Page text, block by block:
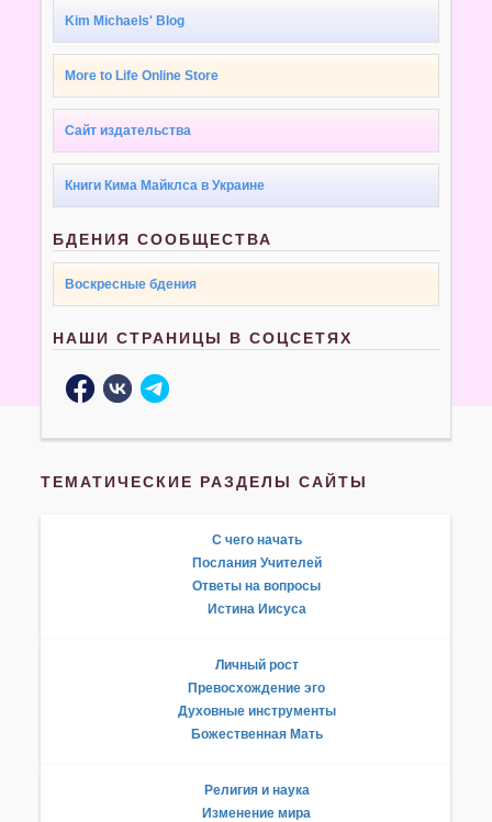
Kim Michaels' Blog
More to Life Online Store
Сайт издательства
Книги Кима Майклса в Украине
БДЕНИЯ СООБЩЕСТВА
Воскресные бдения
НАШИ СТРАНИЦЫ В СОЦСЕТЯХ
ТЕМАТИЧЕСКИЕ РАЗДЕЛЫ САЙТЫ
С чего начать
Послания Учителей
Ответы на вопросы
Истина Иисуса
Личный рост
Превосхождение эго
Духовные инструменты
Божественная Мать
Религия и наука
Изменение мира